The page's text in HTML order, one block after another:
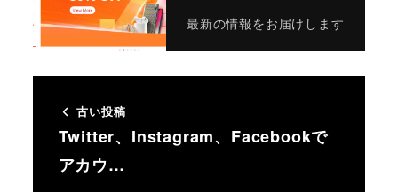
最新の情報をお届けします
古い投稿
Twitter、Instagram、Facebookで
アカウ…